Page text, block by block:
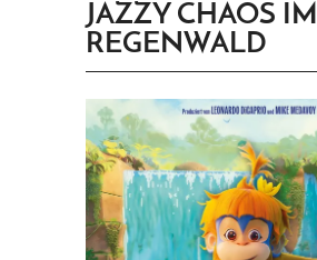
JAZZY CHAOS IM
REGENWALD